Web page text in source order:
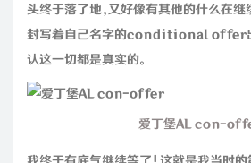
头终于落了地，又好像有其他的什么在继
封写着自己名字的conditional offer出
认这一切都是真实的。
爱丁堡AL con-